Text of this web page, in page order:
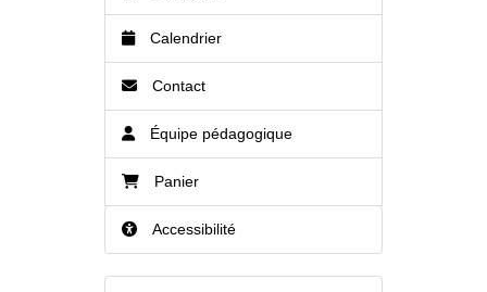
Calendrier
Contact
Équipe pédagogique
Panier
Accessibilité